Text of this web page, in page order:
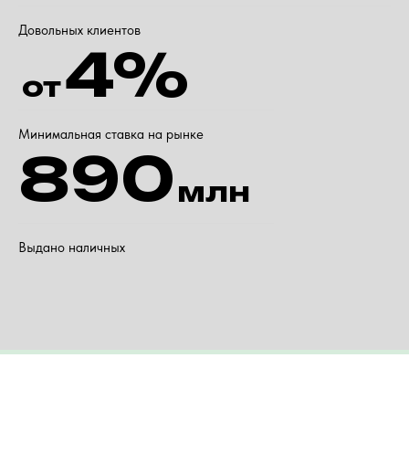
Довольных клиентов
Минимальная ставка на рынке
4%
от
Выдано наличных
млн
890